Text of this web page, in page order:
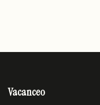
Vacanceo